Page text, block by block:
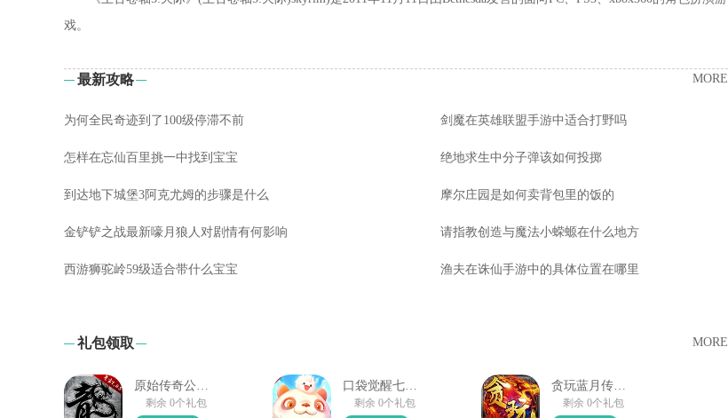
戏。
最新攻略 MORE
为何全民奇迹到了100级停滞不前 剑魔在英雄联盟手游中适合打野吗
怎样在忘仙百里挑一中找到宝宝 绝地求生中分子弹该如何投掷
到达地下城堡3阿克尤姆的步骤是什么 摩尔庄园是如何卖背包里的饭的
金铲铲之战最新嚎月狼人对剧情有何影响 请指教创造与魔法小蝾螈在什么地方
西游狮驼岭59级适合带什么宝宝 渔夫在诛仙手游中的具体位置在哪里
礼包领取 MORE
剩余 0个礼包 剩余 0个礼包 剩余 0个礼包